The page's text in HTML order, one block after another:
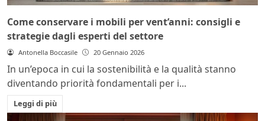
Come conservare i mobili per vent’anni: consigli e
strategie dagli esperti del settore
Antonella Boccasile 20 Gennaio 2026
In un’epoca in cui la sostenibilità e la qualità stanno
diventando priorità fondamentali per i...
Leggi di più